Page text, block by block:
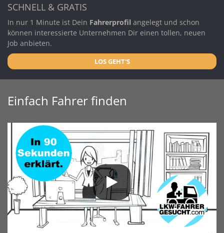
SCHNELL & GRATIS
In nur 1 Minute ist Dein Fahrerprofil angelegt und schon
können interessierte Unternehmen Dir einen tollen, neuen
Job anbieten.
LOS GEHT'S
Einfach Fahrer finden